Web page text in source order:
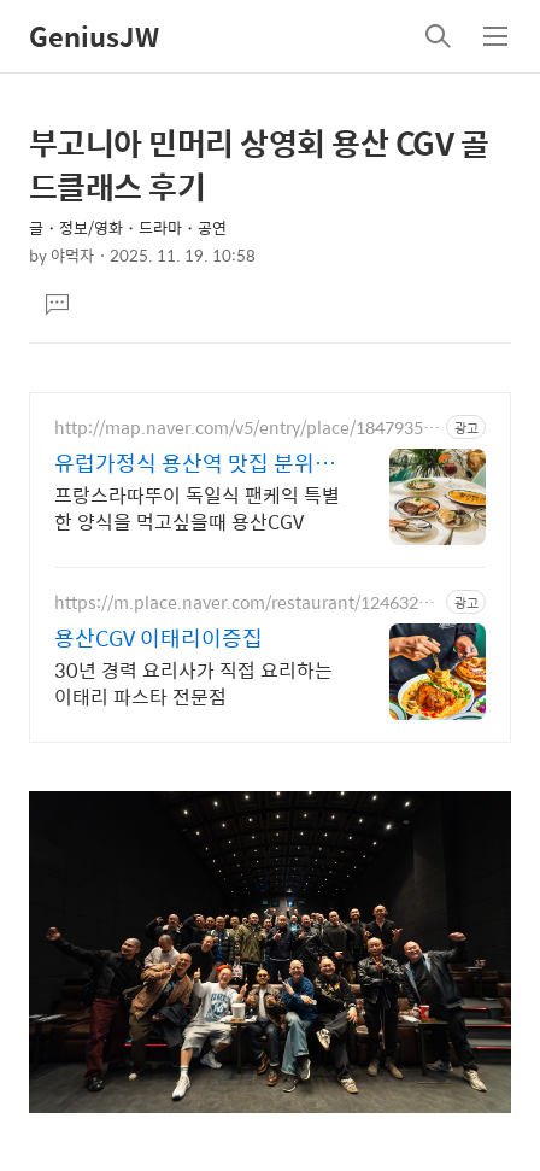
GeniusJW
검
색
메
뉴
상
세
컨
텐
본
문
제
목
부고니아 민머리 상영회 용산 CGV 골
드클래스 후기
글・정보/영화・드라마・공연
by야먹자 2025. 11. 19. 10:58
문댓
글
http://map.naver.com/v5/entry/place/18479350 광고
유럽가정식 용산역 맛집 분위기
좋은 유럽가정식
프랑스라따뚜이 독일식 팬케익 특별
한 양식을 먹고싶을때 용산CGV
https://m.place.naver.com/restaurant/12463252 광고
용산CGV 이태리이증집
30년 경력 요리사가 직접 요리하는
이태리 파스타 전문점